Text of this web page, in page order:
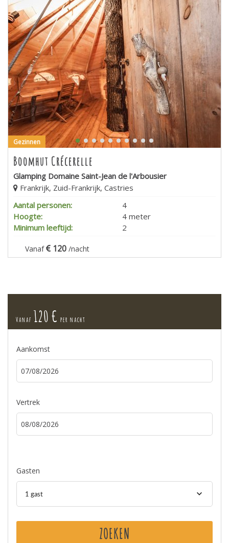
Gezinnen
Boomhut Crécerelle
Glamping Domaine Saint-Jean de l'Arbousier
Frankrijk, Zuid-Frankrijk, Castries
Aantal personen:
4
Hoogte:
4 meter
Minimum leeftijd:
2
Vanaf 120 /nacht
Vanaf 120 € per nacht
Aankomst
Vertrek
Gasten
1 gast
ZOEKEN